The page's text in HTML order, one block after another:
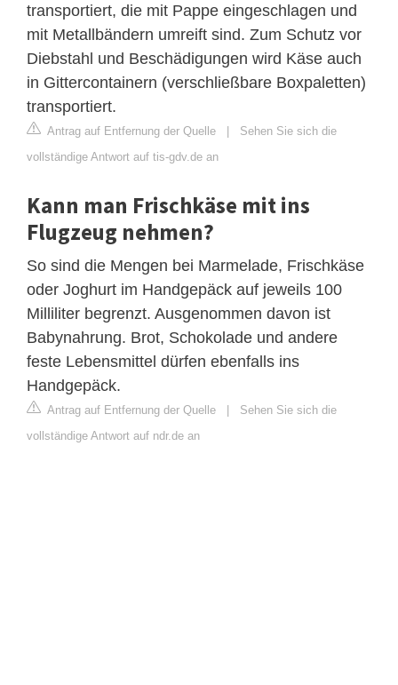
transportiert, die mit Pappe eingeschlagen und
mit Metallbändern umreift sind. Zum Schutz vor
Diebstahl und Beschädigungen wird Käse auch
in Gittercontainern (verschließbare Boxpaletten)
transportiert.
Antrag auf Entfernung der Quelle | Sehen Sie sich die
vollständige Antwort auf tis-gdv.de an
Kann man Frischkäse mit ins
Flugzeug nehmen?
So sind die Mengen bei Marmelade, Frischkäse
oder Joghurt im Handgepäck auf jeweils 100
Milliliter begrenzt. Ausgenommen davon ist
Babynahrung. Brot, Schokolade und andere
feste Lebensmittel dürfen ebenfalls ins
Handgepäck.
Antrag auf Entfernung der Quelle | Sehen Sie sich die
vollständige Antwort auf ndr.de an